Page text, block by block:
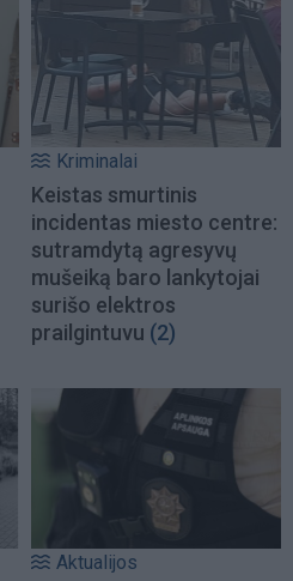
Kriminalai
Keistas smurtinis
incidentas miesto centre:
sutramdytą agresyvų
mušeiką baro lankytojai
surišo elektros
prailgintuvu (2)
Aktualijos